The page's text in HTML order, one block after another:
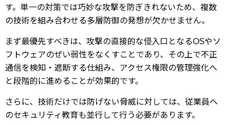
す。単一の対策では巧妙な攻撃を防ぎきれないため、複数
の技術を組み合わせる多層防御の発想が欠かせません。
まず最優先すべきは、攻撃の直接的な侵入口となるOSやソ
フトウェアのぜい弱性をなくすことであり、その上で不正
通信を検知・遮断する仕組み、アクセス権限の管理強化へ
と段階的に進めることが効果的です。
さらに、技術だけでは防げない脅威に対しては、従業員へ
のセキュリティ教育も並行して行う必要があります。